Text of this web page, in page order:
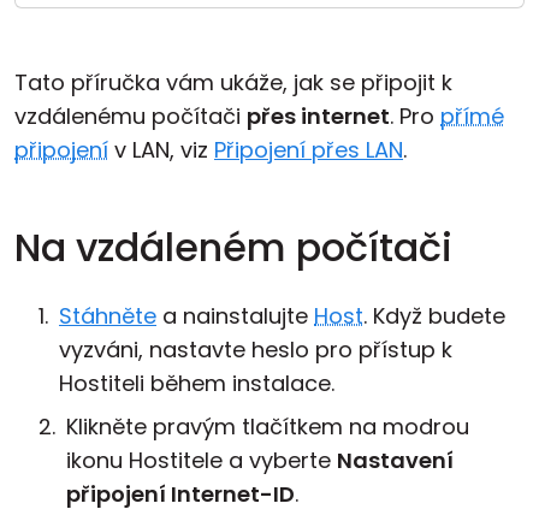
Tato příručka vám ukáže, jak se připojit k
vzdálenému počítači přes internet. Pro přímé
připojení v LAN, viz Připojení přes LAN.
Na vzdáleném počítači
Stáhněte a nainstalujte Host. Když budete
vyzváni, nastavte heslo pro přístup k
Hostiteli během instalace.
Klikněte pravým tlačítkem na modrou
ikonu Hostitele a vyberte Nastavení
připojení Internet-ID.